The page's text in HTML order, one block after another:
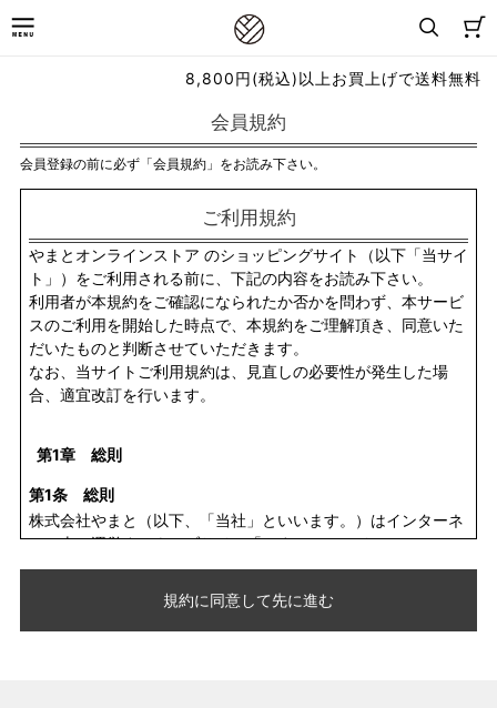
8,800円(税込)以上お買上げで送料無料
会員規約
会員登録の前に必ず「会員規約」をお読み下さい。
ご利用規約
やまとオンラインストア のショッピングサイト（以下「当サイ
ト」）をご利用される前に、下記の内容をお読み下さい。
利用者が本規約をご確認になられたか否かを問わず、本サービ
スのご利用を開始した時点で、本規約をご理解頂き、同意いた
だいたものと判断させていただきます。
なお、当サイトご利用規約は、見直しの必要性が発生した場
合、適宜改訂を行います。
第1章 総則
第1条 総則
株式会社やまと（以下、「当社」といいます。）はインターネ
ット上で運営するウェブサイト「やまとオンラインストア」
（以下、「本サイト」といいます。）において、当社が会員、
会員以外のお客様もしくはその他のご利用者（以下、「ご利用
者」といいます。）に提供するサービス（以下、「本サービ
ス」といいます。）のご利用規約として、本規約を定めます。
規約に同意して先に進む